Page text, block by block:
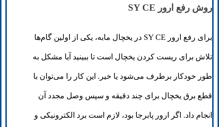
روش رفع ارور SY CE
برای رفع ارور SY CE در یخچال مابه، یکی از اولین گام‌ها
تلاش برای ریست کردن یخچال است تا ببینید آیا مشکل به
طور خودکار برطرف می‌شود یا خیر. این کار را می‌توان با
قطع برق یخچال برای چند دقیقه و سپس وصل مجدد آن
انجام داد. اگر ارور پابرجا بود، لازم است برد الکترونیکی و